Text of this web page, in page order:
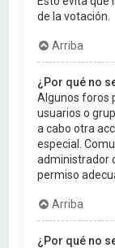
de la votación.
Arriba
¿Por qué no
Algunos foros
usuarios o
a cabo otra
especial.
administrador
permiso
Arriba
¿Por qué no